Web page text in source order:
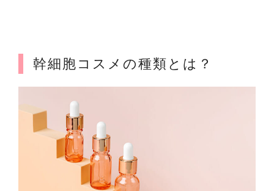
幹細胞コスメの種類とは？